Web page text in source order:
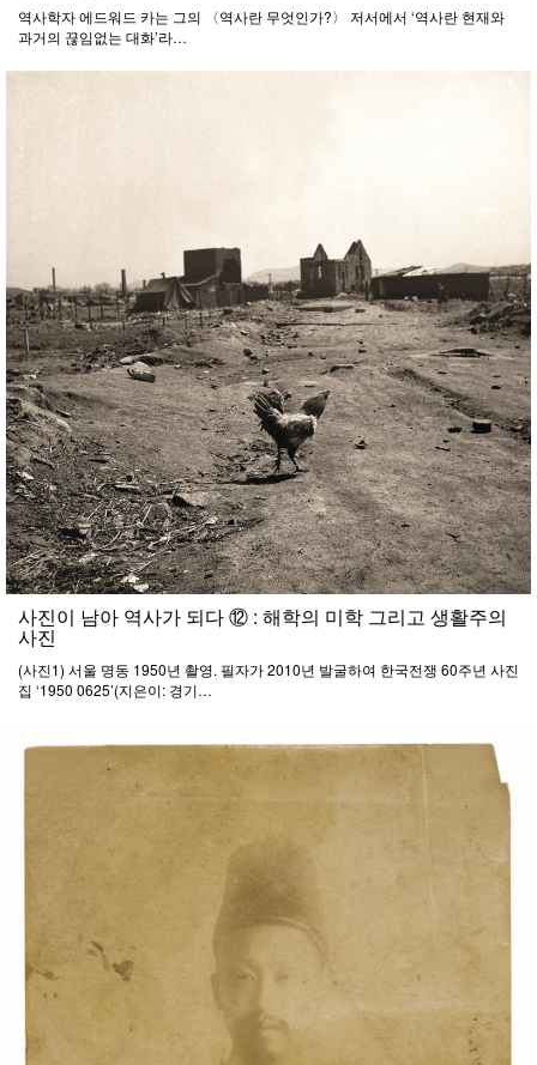
역사학자 에드워드 카는 그의 〈역사란 무엇인가?〉 저서에서 ‘역사란 현재와
과거의 끊임없는 대화’라…
사진이 남아 역사가 되다 ⑫ : 해학의 미학 그리고 생활주의
사진
(사진1) 서울 명동 1950년 촬영. 필자가 2010년 발굴하여 한국전쟁 60주년 사진
집 ‘1950 0625’(지은이: 경기…